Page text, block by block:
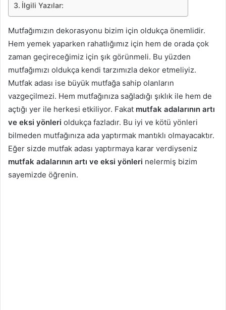
İlgili Yazılar:
Mutfağımızın dekorasyonu bizim için oldukça önemlidir.
Hem yemek yaparken rahatlığımız için hem de orada çok
zaman geçireceğimiz için şık görünmeli. Bu yüzden
mutfağımızı oldukça kendi tarzımızla dekor etmeliyiz.
Mutfak adası ise büyük mutfağa sahip olanların
vazgeçilmezi. Hem mutfağınıza sağladığı şıklık ile hem de
açtığı yer ile herkesi etkiliyor. Fakat mutfak adalarının artı
ve eksi yönleri oldukça fazladır. Bu iyi ve kötü yönleri
bilmeden mutfağınıza ada yaptırmak mantıklı olmayacaktır.
Eğer sizde mutfak adası yaptırmaya karar verdiyseniz
mutfak adalarının artı ve eksi yönleri nelermiş bizim
sayemizde öğrenin.